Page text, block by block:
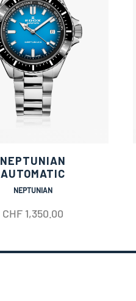
NEPTUNIAN
AUTOMATIC
NEPTUNIAN
CHF 1,350.00